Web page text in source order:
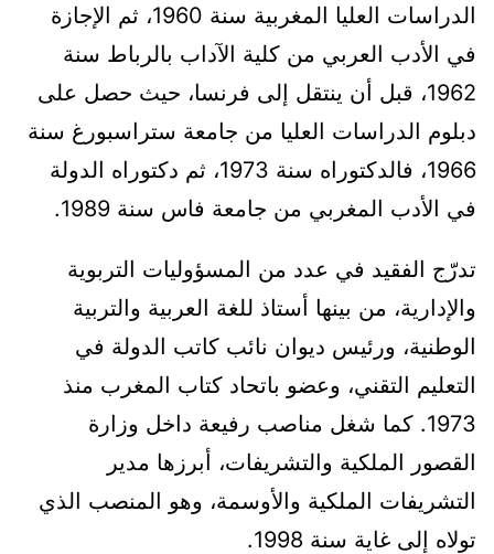
الدراسات العليا المغربية سنة 1960، ثم الإجازة
في الأدب العربي من كلية الآداب بالرباط سنة
1962، قبل أن ينتقل إلى فرنسا، حيث حصل على
دبلوم الدراسات العليا من جامعة ستراسبورغ سنة
1966، فالدكتوراه سنة 1973، ثم دكتوراه الدولة
في الأدب المغربي من جامعة فاس سنة 1989.
تدرّج الفقيد في عدد من المسؤوليات التربوية
والإدارية، من بينها أستاذ للغة العربية والتربية
الوطنية، ورئيس ديوان نائب كاتب الدولة في
التعليم التقني، وعضو باتحاد كتاب المغرب منذ
1973. كما شغل مناصب رفيعة داخل وزارة
القصور الملكية والتشريفات، أبرزها مدير
التشريفات الملكية والأوسمة، وهو المنصب الذي
تولاه إلى غاية سنة 1998.